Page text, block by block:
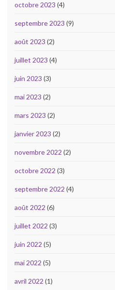
octobre 2023 (4)
septembre 2023 (9)
août 2023 (2)
juillet 2023 (4)
juin 2023 (3)
mai 2023 (2)
mars 2023 (2)
janvier 2023 (2)
novembre 2022 (2)
octobre 2022 (3)
septembre 2022 (4)
août 2022 (6)
juillet 2022 (3)
juin 2022 (5)
mai 2022 (5)
avril 2022 (1)